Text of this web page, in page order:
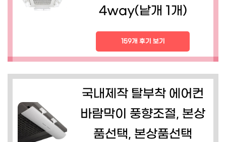
4way(낱개 1개)
159개 후기 보기
국내제작 탈부착 에어컨
바람막이 풍향조절, 본상
품선택, 본상품선택